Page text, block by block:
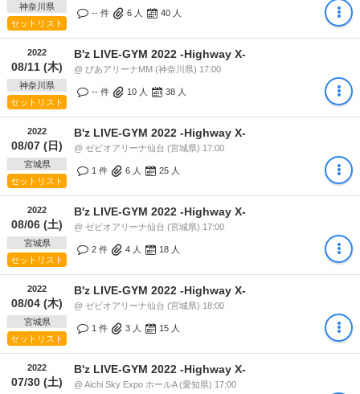
神奈川県
セットリスト
-- 件 6 人 40 人
2022
08/11 (木)
神奈川県
セットリスト
B'z LIVE-GYM 2022 -Highway X-
@ ぴあアリーナMM (神奈川県) 17:00
-- 件 10 人 38 人
2022
08/07 (日)
宮城県
セットリスト
B'z LIVE-GYM 2022 -Highway X-
@ ゼビオアリーナ仙台 (宮城県) 17:00
1 件 6 人 25 人
2022
08/06 (土)
宮城県
セットリスト
B'z LIVE-GYM 2022 -Highway X-
@ ゼビオアリーナ仙台 (宮城県) 17:00
2 件 4 人 18 人
2022
08/04 (木)
宮城県
セットリスト
B'z LIVE-GYM 2022 -Highway X-
@ ゼビオアリーナ仙台 (宮城県) 18:00
1 件 3 人 15 人
2022
07/30 (土)
B'z LIVE-GYM 2022 -Highway X-
@ Aichi Sky Expo ホールA (愛知県) 17:00